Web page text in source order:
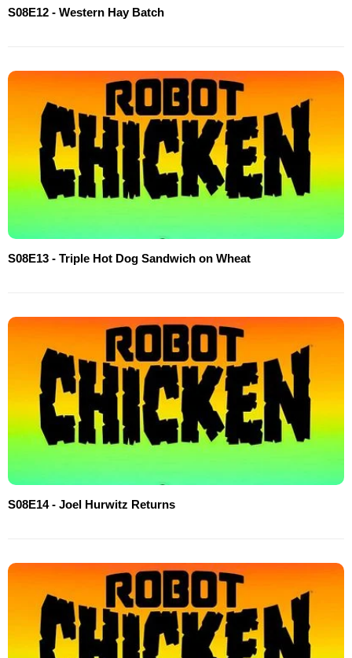
S08E12 - Western Hay Batch
S08E13 - Triple Hot Dog Sandwich on Wheat
S08E14 - Joel Hurwitz Returns